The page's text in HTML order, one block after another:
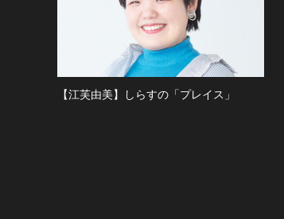
【江芙由美】しらすの「プレイス」